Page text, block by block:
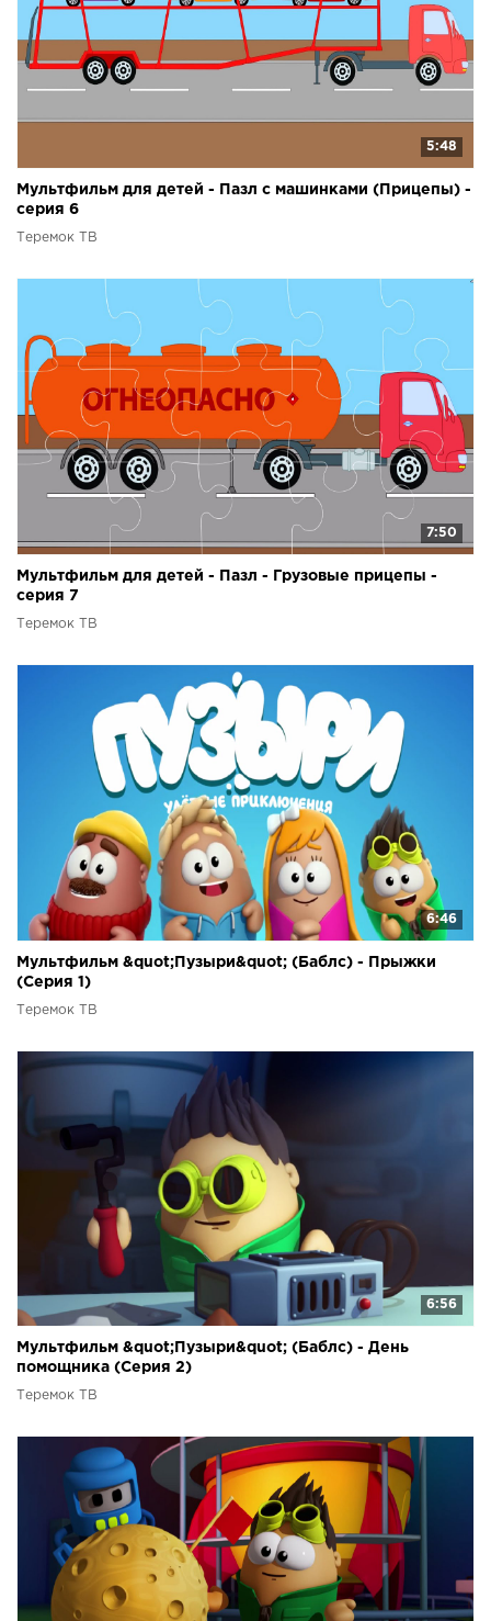
5:48
Мультфильм для детей - Пазл с машинками (Прицепы) -
серия 6
Теремок ТВ
7:50
Мультфильм для детей - Пазл - Грузовые прицепы -
серия 7
Теремок ТВ
6:46
Мультфильм &quot;Пузыри&quot; (Баблс) - Прыжки
(Серия 1)
Теремок ТВ
6:56
Мультфильм &quot;Пузыри&quot; (Баблс) - День
помощника (Серия 2)
Теремок ТВ